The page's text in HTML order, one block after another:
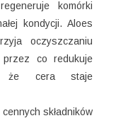
komórki
kondycji. Aloes
oczyszczaniu
co redukuje
że cera staje
składników